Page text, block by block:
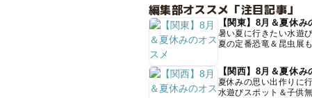
編集部オススメ「注目記事」
【関東】8月＆夏休み
暑い夏に行きたい水遊
夏の定番恐竜＆昆虫展
【関西】8月＆夏休み
夏休みの思い出作りに
水遊びスポット＆子供